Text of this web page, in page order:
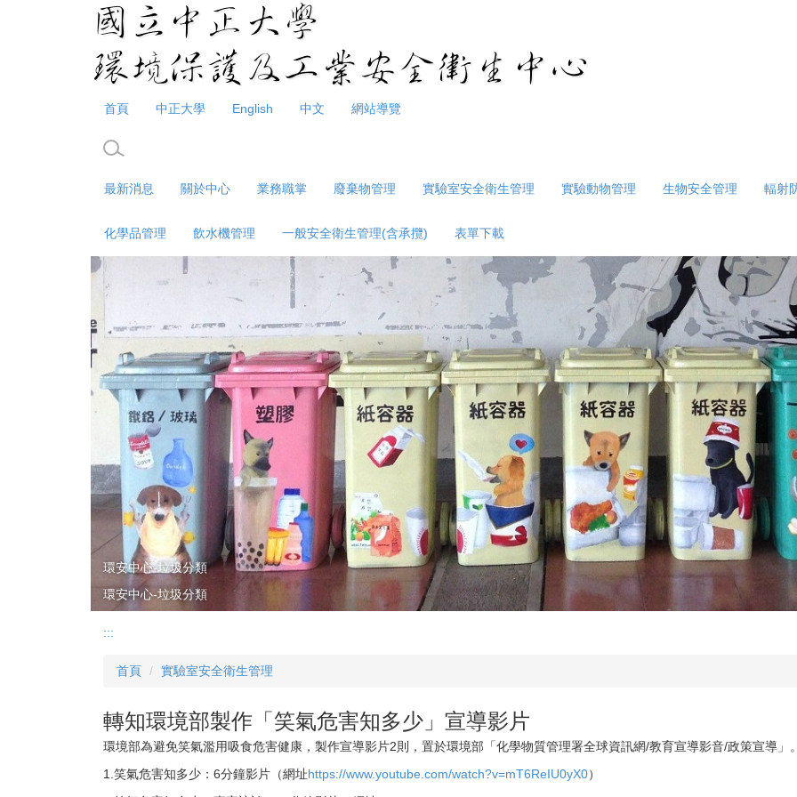
首頁 中正大學 English 中文 網站導覽
最新消息 關於中心 業務職掌 廢棄物管理 實驗室安全衛生管理 實驗動物管理 生物安全管理 輻射
化學品管理 飲水機管理 一般安全衛生管理(含承攬) 表單下載
環安中心-垃圾分類
環安中心-垃圾分類
:::
首頁 實驗室安全衛生管理
轉知環境部製作「笑氣危害知多少」宣導影片
環境部為避免笑氣濫用吸食危害健康，製作宣導影片2則，置於環境部「化學物質管理署全球資訊網/教育宣導影音/政策宣導」
1.笑氣危害知多少：6分鐘影片（網址https://www.youtube.com/watch?v=mT6ReIU0yX0）